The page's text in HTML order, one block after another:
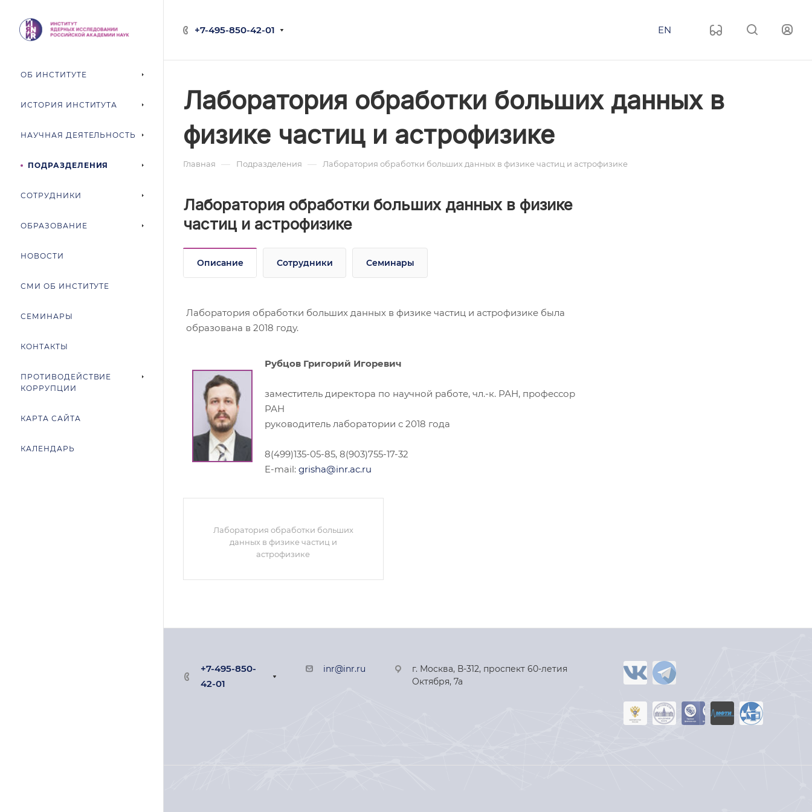
+7-495-850-42-01 EN
ОБ ИНСТИТУТЕ
ИСТОРИЯ ИНСТИТУТА
НАУЧНАЯ ДЕЯТЕЛЬНОСТЬ
ПОДРАЗДЕЛЕНИЯ
СОТРУДНИКИ
ОБРАЗОВАНИЕ
НОВОСТИ
СМИ ОБ ИНСТИТУТЕ
СЕМИНАРЫ
КОНТАКТЫ
ПРОТИВОДЕЙСТВИЕ
КОРРУПЦИИ
КАРТА САЙТА
КАЛЕНДАРЬ
Лаборатория обработки больших данных в
физике частиц и астрофизике
Главная — Подразделения — Лаборатория обработки больших данных в физике частиц и астрофизике
Лаборатория обработки больших данных в физике
частиц и астрофизике
Описание Сотрудники Семинары
Лаборатория обработки больших данных в физике частиц и астрофизике была
образована в 2018 году.
Рубцов Григорий Игоревич
заместитель директора по научной работе, чл.-к. РАН, профессор
РАН
руководитель лаборатории с 2018 года
8(499)135-05-85, 8(903)755-17-32
E-mail: grisha@inr.ac.ru
Лаборатория обработки больших
данных в физике частиц и
астрофизике
+7-495-850-
42-01
inr@inr.ru
г. Москва, В-312, проспект 60-летия
Октября, 7а